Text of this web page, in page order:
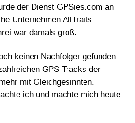
der Dienst GPSies.com an
Unternehmen AllTrails
war damals groß.
keinen Nachfolger gefunden
GPS Tracks der
mit Gleichgesinnten.
ich und machte mich heute